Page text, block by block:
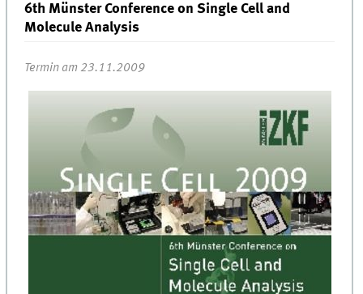
6th Münster Conference on Single Cell and
Molecule Analysis
Termin am 23.11.2009